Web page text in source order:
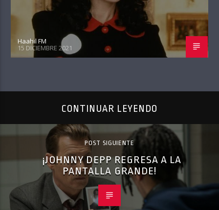
Haahil FM
15 DICIEMBRE 2021
CONTINUAR LEYENDO
POST SIGUIENTE
¡JOHNNY DEPP REGRESA A LA
PANTALLA GRANDE!